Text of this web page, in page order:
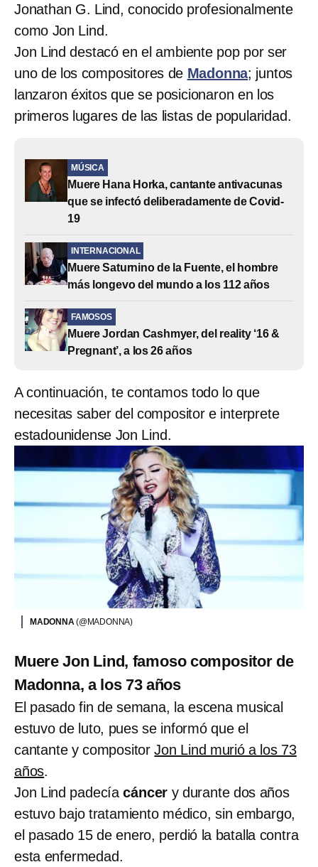
Jonathan G. Lind, conocido profesionalmente
como Jon Lind.
Jon Lind destacó en el ambiente pop por ser
uno de los compositores de Madonna; juntos
lanzaron éxitos que se posicionaron en los
primeros lugares de las listas de popularidad.
MÚSICA
Muere Hana Horka, cantante antivacunas
que se infectó deliberadamente de Covid-
19
INTERNACIONAL
Muere Saturnino de la Fuente, el hombre
más longevo del mundo a los 112 años
FAMOSOS
Muere Jordan Cashmyer, del reality ‘16 &
Pregnant’, a los 26 años
A continuación, te contamos todo lo que
necesitas saber del compositor e interprete
estadounidense Jon Lind.
MADONNA(@MADONNA)
Muere Jon Lind, famoso compositor de
Madonna, a los 73 años
El pasado fin de semana, la escena musical
estuvo de luto, pues se informó que el
cantante y compositorJon Lind murió a los 73
años.
Jon Lind padecíacáncer y durante dos años
estuvo bajo tratamiento médico, sin embargo,
el pasado 15 de enero, perdió la batalla contra
esta enfermedad.